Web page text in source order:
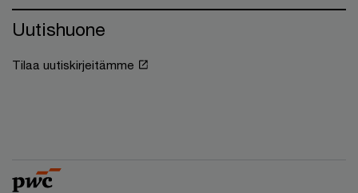
Uutishuone
Tilaa uutiskirjeitämme